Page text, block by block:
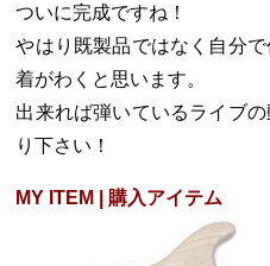
ついに完成ですね！
やはり既製品ではなく自分
着がわくと思います。
出来れば弾いているライブ
り下さい！
MY ITEM | 購入アイテム